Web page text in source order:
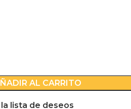
AL CARRITO
lista de deseos